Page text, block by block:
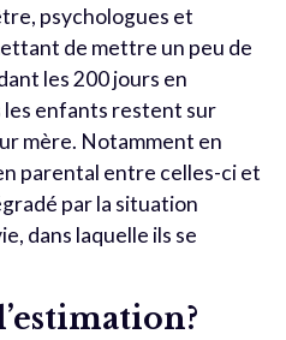
psychologues et
de mettre un peu de
les 200 jours en
enfants restent sur
mère. Notamment en
parental entre celles-ci et
par la situation
dans laquelle ils se